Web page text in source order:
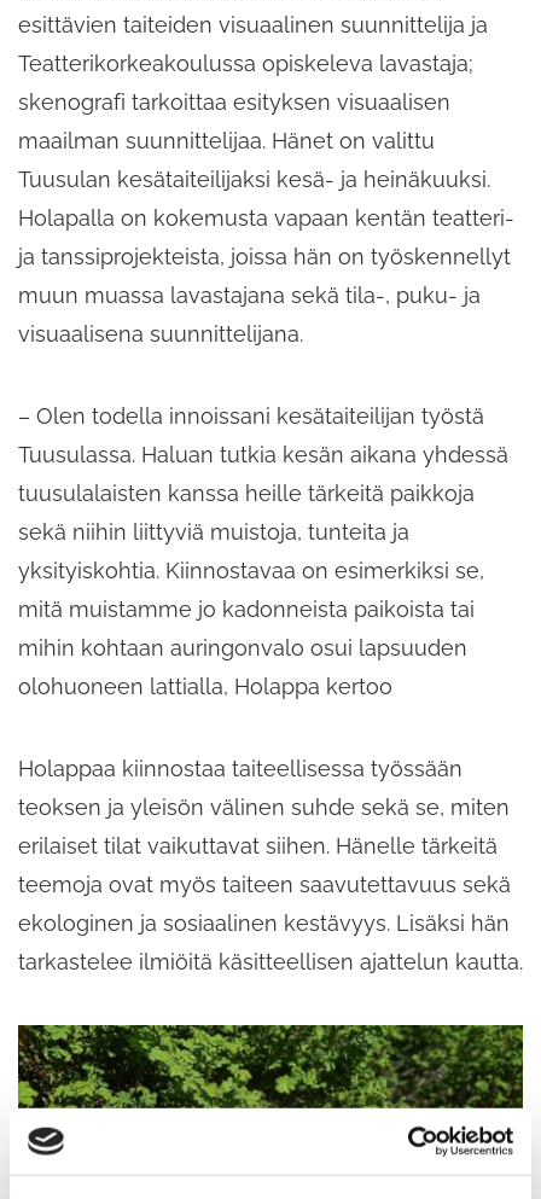
esittävien taiteiden visuaalinen suunnittelija ja
Teatterikorkeakoulussa opiskeleva lavastaja;
skenografi tarkoittaa esityksen visuaalisen
maailman suunnittelijaa. Hänet on valittu
Tuusulan kesätaiteilijaksi kesä- ja heinäkuuksi.
Holapalla on kokemusta vapaan kentän teatteri-
ja tanssiprojekteista, joissa hän on työskennellyt
muun muassa lavastajana sekä tila-, puku- ja
visuaalisena suunnittelijana.
– Olen todella innoissani kesätaiteilijan työstä
Tuusulassa. Haluan tutkia kesän aikana yhdessä
tuusulalaisten kanssa heille tärkeitä paikkoja
sekä niihin liittyviä muistoja, tunteita ja
yksityiskohtia. Kiinnostavaa on esimerkiksi se,
mitä muistamme jo kadonneista paikoista tai
mihin kohtaan auringonvalo osui lapsuuden
olohuoneen lattialla, Holappa kertoo
Holappaa kiinnostaa taiteellisessa työssään
teoksen ja yleisön välinen suhde sekä se, miten
erilaiset tilat vaikuttavat siihen. Hänelle tärkeitä
teemoja ovat myös taiteen saavutettavuus sekä
ekologinen ja sosiaalinen kestävyys. Lisäksi hän
tarkastelee ilmiöitä käsitteellisen ajattelun kautta.